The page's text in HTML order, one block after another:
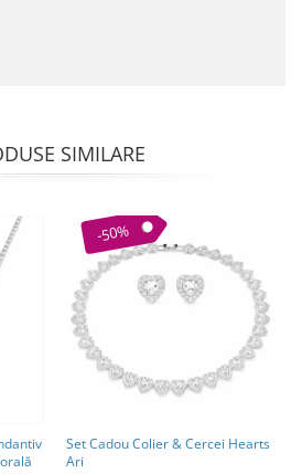
SIMILARE
-50%
Set Cadou Colier & Cercei Hearts
Ari